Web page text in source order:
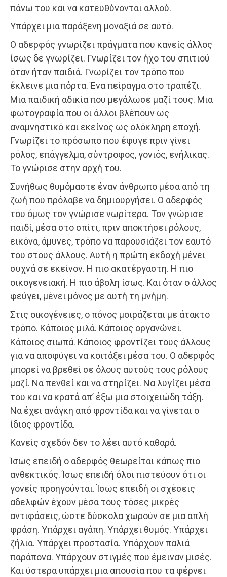
πάνω του και να κατευθύνονται αλλού.
Υπάρχει μια παράξενη μοναξιά σε αυτό.
Ο αδερφός γνωρίζει πράγματα που κανείς άλλος
ίσως δε γνωρίζει. Γνωρίζει τον ήχο του σπιτιού
όταν ήταν παιδιά. Γνωρίζει τον τρόπο που
έκλεινε μια πόρτα. Ένα πείραγμα στο τραπέζι.
Μια παιδική αδικία που μεγάλωσε μαζί τους. Μια
φωτογραφία που οι άλλοι βλέπουν ως
αναμνηστικό και εκείνος ως ολόκληρη εποχή.
Γνωρίζει το πρόσωπο που έφυγε πριν γίνει
ρόλος, επάγγελμα, σύντροφος, γονιός, ενήλικας.
Το γνώρισε στην αρχή του.
Συνήθως θυμόμαστε έναν άνθρωπο μέσα από τη
ζωή που πρόλαβε να δημιουργήσει. Ο αδερφός
του όμως τον γνώρισε νωρίτερα. Τον γνώρισε
παιδί, μέσα στο σπίτι, πριν αποκτήσει ρόλους,
εικόνα, άμυνες, τρόπο να παρουσιάζει τον εαυτό
του στους άλλους. Αυτή η πρώτη εκδοχή μένει
συχνά σε εκείνον. Η πιο ακατέργαστη. Η πιο
οικογενειακή. Η πιο άβολη ίσως. Και όταν ο άλλος
φεύγει, μένει μόνος με αυτή τη μνήμη.
Στις οικογένειες, ο πόνος μοιράζεται με άτακτο
τρόπο. Κάποιος μιλά. Κάποιος οργανώνει.
Κάποιος σιωπά. Κάποιος φροντίζει τους άλλους
για να αποφύγει να κοιτάξει μέσα του. Ο αδερφός
μπορεί να βρεθεί σε όλους αυτούς τους ρόλους
μαζί. Να πενθεί και να στηρίζει. Να λυγίζει μέσα
του και να κρατά απ’ έξω μια στοιχειώδη τάξη.
Να έχει ανάγκη από φροντίδα και να γίνεται ο
ίδιος φροντίδα.
Κανείς σχεδόν δεν το λέει αυτό καθαρά.
Ίσως επειδή ο αδερφός θεωρείται κάπως πιο
ανθεκτικός. Ίσως επειδή όλοι πιστεύουν ότι οι
γονείς προηγούνται. Ίσως επειδή οι σχέσεις
αδελφών έχουν μέσα τους τόσες μικρές
αντιφάσεις, ώστε δύσκολα χωρούν σε μια απλή
φράση. Υπάρχει αγάπη. Υπάρχει θυμός. Υπάρχει
ζήλια. Υπάρχει προστασία. Υπάρχουν παλιά
παράπονα. Υπάρχουν στιγμές που έμειναν μισές.
Και ύστερα υπάρχει μια απουσία που τα φέρνει